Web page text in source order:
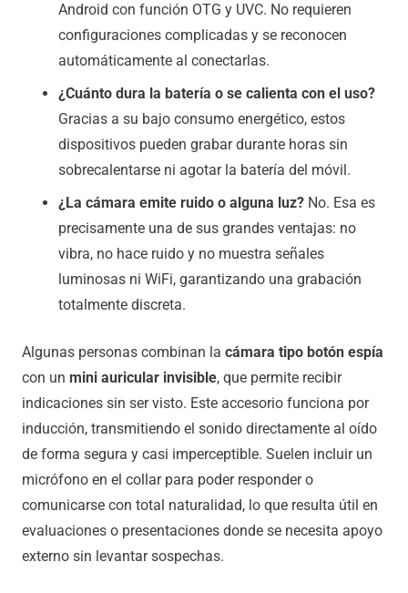
Android con función OTG y UVC. No requieren
configuraciones complicadas y se reconocen
automáticamente al conectarlas.
¿Cuánto dura la batería o se calienta con el uso?
Gracias a su bajo consumo energético, estos
dispositivos pueden grabar durante horas sin
sobrecalentarse ni agotar la batería del móvil.
¿La cámara emite ruido o alguna luz? No. Esa es
precisamente una de sus grandes ventajas: no
vibra, no hace ruido y no muestra señales
luminosas ni WiFi, garantizando una grabación
totalmente discreta.
Algunas personas combinan la cámara tipo botón espía
con un mini auricular invisible, que permite recibir
indicaciones sin ser visto. Este accesorio funciona por
inducción, transmitiendo el sonido directamente al oído
de forma segura y casi imperceptible. Suelen incluir un
micrófono en el collar para poder responder o
comunicarse con total naturalidad, lo que resulta útil en
evaluaciones o presentaciones donde se necesita apoyo
externo sin levantar sospechas.